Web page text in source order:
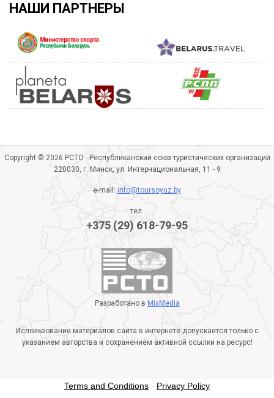
НАШИ ПАРТНЕРЫ
Copyright © 2026 РСТО - Республиканский союз туристических организаций
220030, г. Минск, ул. Интернациональная, 11 - 9
e-mail:info@toursoyuz.by
тел.
+375 (29) 618-79-95
Разработано в MixMedia
Использование материалов сайта в интернете допускается только с
указанием авторства и сохранением активной ссылки на ресурс!
Terms and Conditions - Privacy Policy